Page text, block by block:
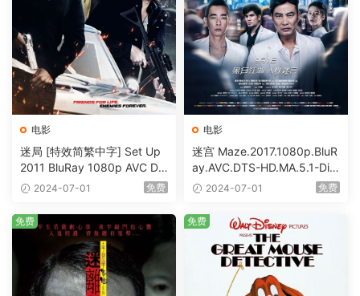
电影
迷局 [特效简繁中字] Set Up
2011 BluRay 1080p AVC DT
S-HD MA5.1-shhaclm@CHD
2024-07-01 免费
电影
迷宫 Maze.2017.1080p.BluR
ay.AVC.DTS-HD.MA.5.1-DiY
@HDHome [BDISO 19.7GB]
2024-07-01 免费
免费 免费